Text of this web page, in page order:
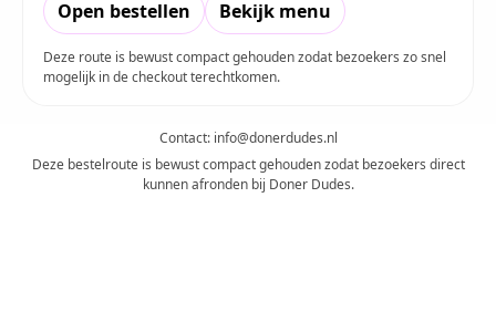
Open bestellen Bekijk menu
Deze route is bewust compact gehouden zodat bezoekers zo snel
mogelijk in de checkout terechtkomen.
Contact: info@donerdudes.nl
Deze bestelroute is bewust compact gehouden zodat bezoekers direct
kunnen afronden bij Doner Dudes.